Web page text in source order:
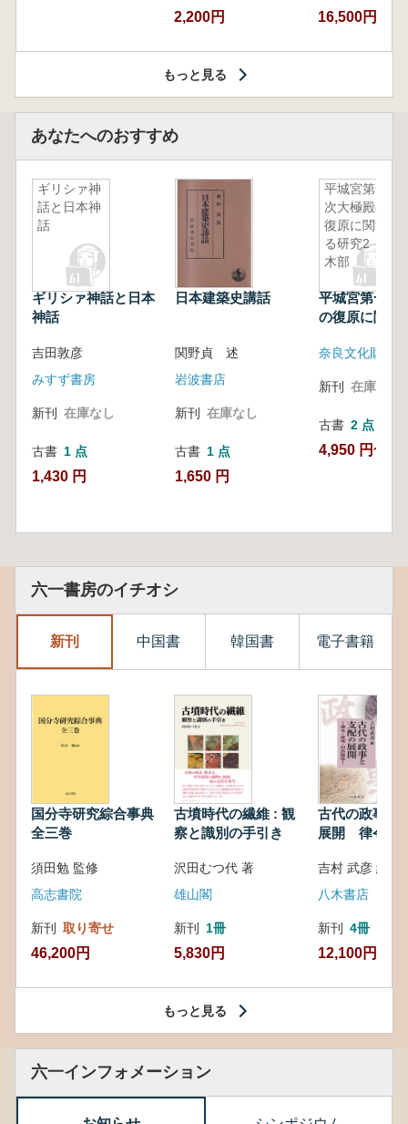
2,200円 16,500円
もっと見る
あなたへのおすすめ
ギリシァ神
話と日本神
話
ギリシァ神話と日本
神話
吉田敦彦
みすず書房
新刊 在庫なし
古書 1 点
1,430 円
日本建築史講話
関野貞 述
岩波書店
新刊 在庫なし
古書 1 点
1,650 円
平城宮第一
次大極殿の
復原に関す
る研究2
木部
平城宮第一次
の復原に関す
奈良文化財研
新刊 在庫なし
古書 2 点
4,950 円~
六一書房のイチオシ
新刊 中国書 韓国書 電子書籍
国分寺研究綜合事典
全三巻
須田勉 監修
高志書院
新刊 取り寄せ
46,200円
古墳時代の繊維 : 観
察と識別の手引き
沢田むつ代 著
雄山閣
新刊 1冊
5,830円
古代の政事と
展開 律令・
吉村 武彦 編集
八木書店
新刊 4冊
12,100円
もっと見る
六一インフォメーション